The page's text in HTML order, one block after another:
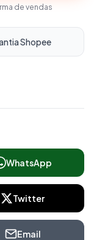
de vendas
Shopee
WhatsApp
Twitter
Email